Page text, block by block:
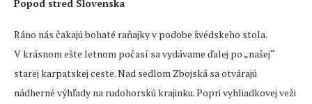
Popod stred Slovenska
Ráno nás čakajú bohaté raňajky v podobe švédskeho stola.
V krásnom ešte letnom počasí sa vydávame ďalej po „našej“
starej karpatskej ceste. Nad sedlom Zbojská sa otvárajú
nádherné výhľady na rudohorskú krajinku. Popri vyhliadkovej veži